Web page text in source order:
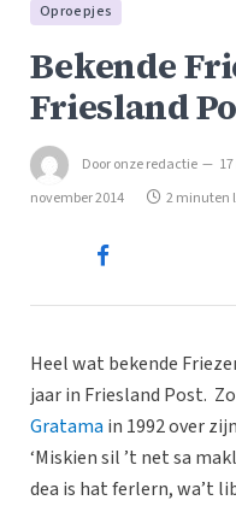
Oproepjes
Bekende
Friesland
Dooronze redactie
november 2014
2 minuten
Heel wat bekende
jaar in Friesland Post.
Gratama in 1992 over
‘Miskien sil ’t net sa
dea is hat ferlern, wa’t